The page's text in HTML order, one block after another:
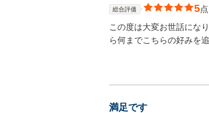
総合評価 5点
この度は大変お世話にな
ら何までこちらの好みを
満足です